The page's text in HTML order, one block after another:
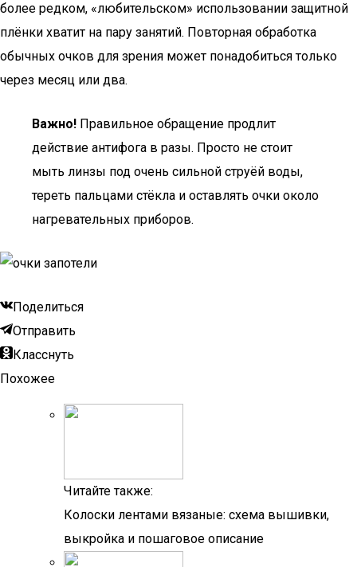
более редком, «любительском» использовании защитной
плёнки хватит на пару занятий. Повторная обработка
обычных очков для зрения может понадобиться только
через месяц или два.
Важно! Правильное обращение продлит
действие антифога в разы. Просто не стоит
мыть линзы под очень сильной струёй воды,
тереть пальцами стёкла и оставлять очки около
нагревательных приборов.
Поделиться
Отправить
Класснуть
Похожее
Читайте также:
Колоски лентами вязаные: схема вышивки,
выкройка и пошаговое описание